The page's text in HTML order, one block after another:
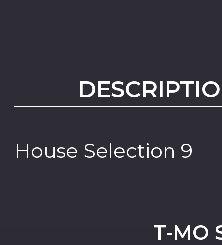
House Selection 9
T-MO